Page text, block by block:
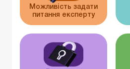
Можливість задати
питання експерту